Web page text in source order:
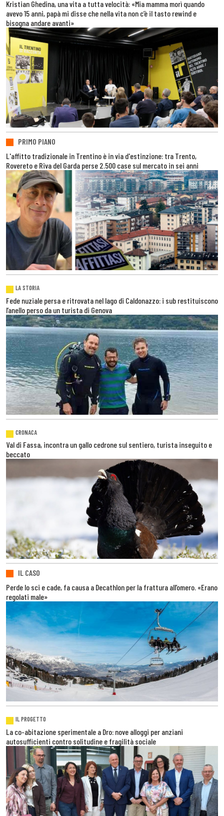
Kristian Ghedina, una vita a tutta velocità: «Mia mamma morì quando
avevo 15 anni, papà mi disse che nella vita non c’è il tasto rewind e
bisogna andare avanti»
PRIMO PIANO
L'affitto tradizionale in Trentino è in via d'estinzione: tra Trento,
Rovereto e Riva del Garda perse 2.500 case sul mercato in sei anni
LA STORIA
Fede nuziale persa e ritrovata nel lago di Caldonazzo: i sub restituiscono
l’anello perso da un turista di Genova
CRONACA
Val di Fassa, incontra un gallo cedrone sul sentiero, turista inseguito e
beccato
IL CASO
Perde lo sci e cade, fa causa a Decathlon per la frattura all’omero. «Erano
regolati male»
IL PROGETTO
La co-abitazione sperimentale a Dro: nove alloggi per anziani
autosufficienti contro solitudine e fragilità sociale